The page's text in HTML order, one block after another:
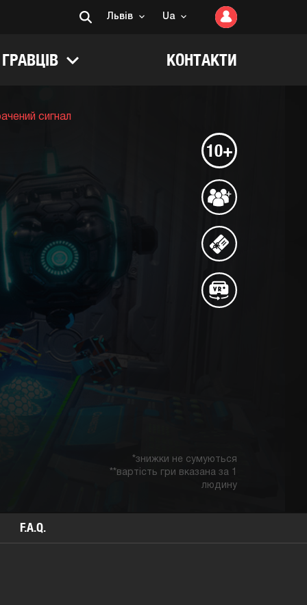
Львів Ua
КОНТАКТИ
сигнал
10+
*знижки не сумуються
**вартість гри вказана за 1
людину
F.A.Q.